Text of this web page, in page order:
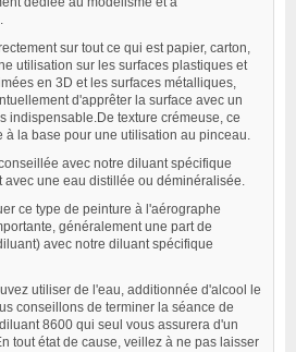
sur tout ce qui est papier, carton,
utilisation sur les surfaces plastiques et
en 3D et les surfaces métalliques,
d'apprêter la surface avec un
indispensable.De texture crémeuse, ce
à la base pour une utilisation au pinceau.
avec notre diluant spécifique
avec une eau distillée ou déminéralisée.
ce type de peinture à l'aérographe
généralement une part de
avec notre diluant spécifique
utiliser de l'eau, additionnée d'alcool le
conseillons de terminer la séance de
8600 qui seul vous assurera d'un
tout état de cause, veillez à ne pas laisser